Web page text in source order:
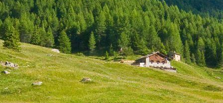
baite, permettono un’immersione totale nella flora e
nella fauna locali.
Partendo da Sondalo è possibile compiere alcune
interessanti escursioni sugli alpeggi circostanti. I
percorsi qui segnalati si snodano su strade di
montagna (che presentano anche ripide salite) e
sono di difficoltà medio – bassa.